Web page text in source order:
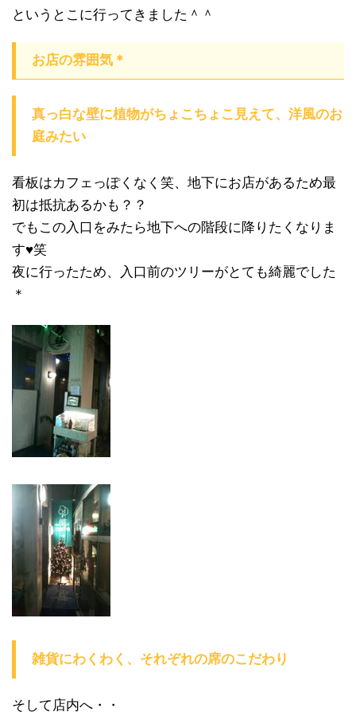
というとこに行ってきました＾＾
お店の雰囲気＊
真っ白な壁に植物がちょこちょこ見えて、洋風のお
庭みたい
看板はカフェっぽくなく笑、地下にお店があるため最
初は抵抗あるかも？？
でもこの入口をみたら地下への階段に降りたくなりま
す♥笑
夜に行ったため、入口前のツリーがとても綺麗でした
＊
雑貨にわくわく、それぞれの席のこだわり
そして店内へ・・